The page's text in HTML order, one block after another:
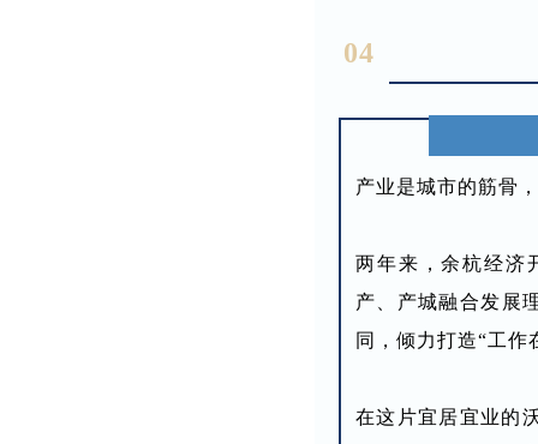
04
产业是城市的筋骨
两年来，余杭经济
产、产城融合发展
同，倾力打造“工
在这片宜居宜业的